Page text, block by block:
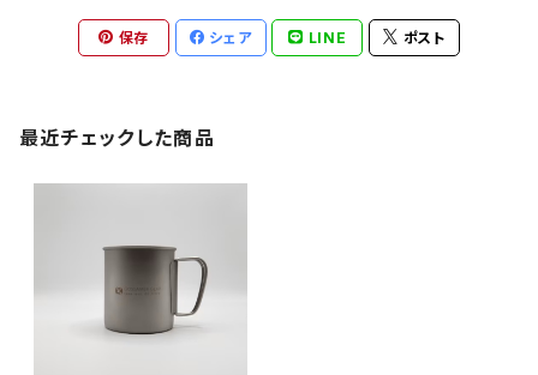
保存 シェア LINE ポスト
最近チェックした商品